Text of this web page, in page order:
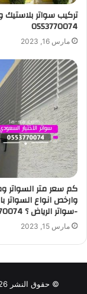
تركيب سواتر
0553770074
مارس 16, 2023
كم سعر متر السواتر
وارخص انواع السواتر
-سواتر الرياض ؟ 0553770074
مارس 15, 2023
© حقوق النشر 2026، جميع الحقوق محفوظة |